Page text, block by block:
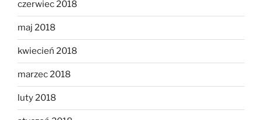
czerwiec 2018
maj 2018
kwiecień 2018
marzec 2018
luty 2018